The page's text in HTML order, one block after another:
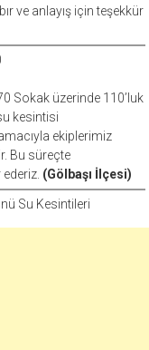
ve anlayış için teşekkür
Sokak üzerinde 110’luk
kesintisi
amacıyla ekiplerimiz
Bu süreçte
(Gölbaşı İlçesi)
Su Kesintileri